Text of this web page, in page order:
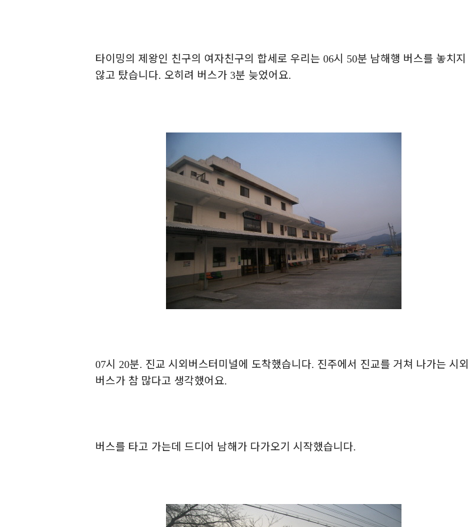
타이밍의 제왕인 친구의 여자친구의 합세로 우리는 06시 50분 남해행 버스를 놓치지
않고 탔습니다. 오히려 버스가 3분 늦었어요.
07시 20분. 진교 시외버스터미널에 도착했습니다. 진주에서 진교를 거쳐 나가는 시외
버스가 참 많다고 생각했어요.
버스를 타고 가는데 드디어 남해가 다가오기 시작했습니다.